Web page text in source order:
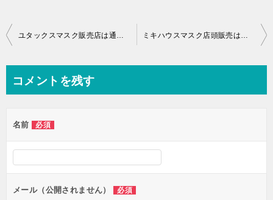
投
ビ
ー
シ
ン
ユタックスマスク販売店は通販の楽天・amazon？次の入荷予定はいつ？ ミキハウスマスク店頭販売は完売で買えない？通販の購入方法は？
コメントを残す
名前 必須
メール（公開されません） 必須